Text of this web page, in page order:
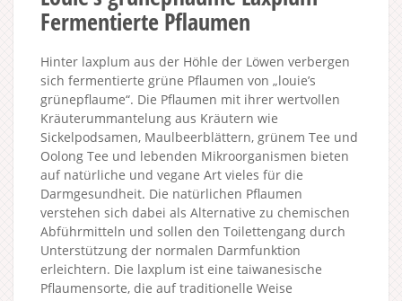
Fermentierte Pflaumen
Hinter laxplum aus der Höhle der Löwen verbergen
sich fermentierte grüne Pflaumen von „louie’s
grünepflaume“. Die Pflaumen mit ihrer wertvollen
Kräuterummantelung aus Kräutern wie
Sickelpodsamen, Maulbeerblättern, grünem Tee und
Oolong Tee und lebenden Mikroorganismen bieten
auf natürliche und vegane Art vieles für die
Darmgesundheit. Die natürlichen Pflaumen
verstehen sich dabei als Alternative zu chemischen
Abführmitteln und sollen den Toilettengang durch
Unterstützung der normalen Darmfunktion
erleichtern. Die laxplum ist eine taiwanesische
Pflaumensorte, die auf traditionelle Weise